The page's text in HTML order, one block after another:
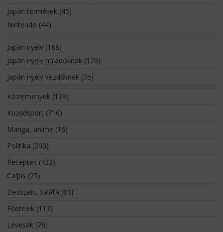
Japán termékek(45)
Nintendo (44)
Japán nyelv(188)
Japán nyelv haladóknak(120)
Japán nyelv kezdőknek(75)
Közlemények(139)
Küzdősport (716)
Manga, anime (16)
Politika (200)
Receptek(433)
Calpis (25)
Desszert, saláta (83)
Főételek(113)
Levesek(76)